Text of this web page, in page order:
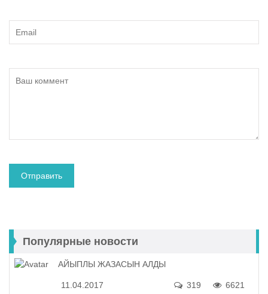
Популярные новости
АЙЫПЛЫ ЖАЗАСЫН АЛДЫ
11.04.2017 6621
319